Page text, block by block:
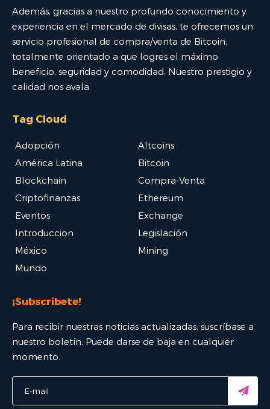
Además, gracias a nuestro profundo conocimiento y
experiencia en el mercado de divisas, te ofrecemos un
servicio profesional de compra/venta de Bitcoin,
totalmente orientado a que logres el máximo
beneficio, seguridad y comodidad. Nuestro prestigio y
calidad nos avala.
Tag Cloud
Adopción
Altcoins
América Latina
Bitcoin
Blockchain
Compra-Venta
Criptofinanzas
Ethereum
Eventos
Exchange
Introduccion
Legislación
México
Mining
Mundo
¡Subscríbete!
Para recibir nuestras noticias actualizadas, suscríbase a
nuestro boletín. Puede darse de baja en cualquier
momento.